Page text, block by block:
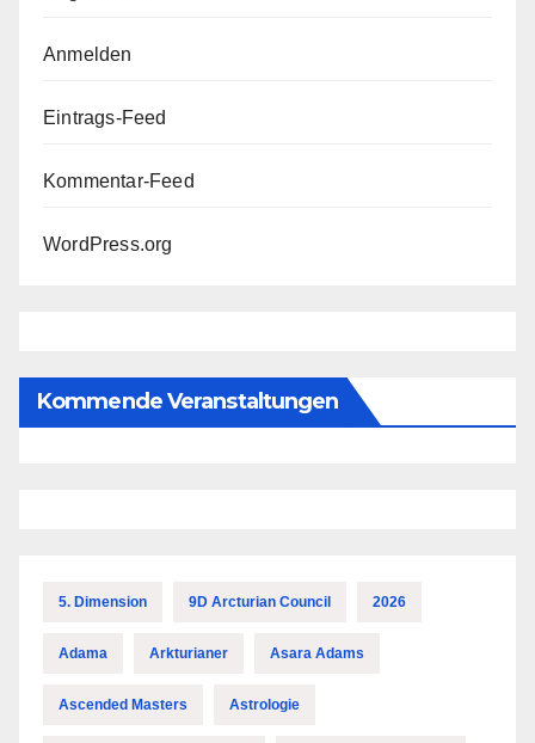
Anmelden
Eintrags-Feed
Kommentar-Feed
WordPress.org
Kommende Veranstaltungen
5. Dimension 9D Arcturian Council 2026
Adama Arkturianer Asara Adams
Ascended Masters Astrologie